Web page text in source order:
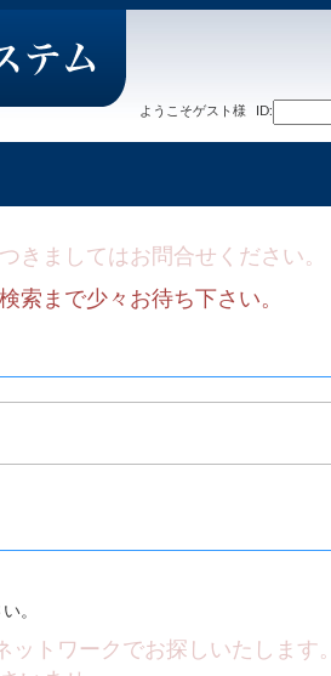
ようこそゲスト様 ID:
きましてはお問合せください。
索まで少々お待ち下さい。
。
トワークでお探しいたします。